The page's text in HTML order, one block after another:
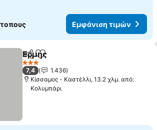
Εμφάνιση τιμών
Κοινοποίηση
Προσθήκη στα αγαπημένα
Ερμής
3 Αστέρια
7,4
1.436
Κίσσαμος - Καστέλλι, 13.2 χλμ. από:
Κολυμπάρι